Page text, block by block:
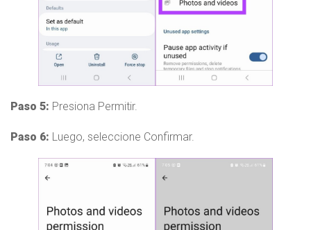
Paso 5: Presiona Permitir.
Paso 6: Luego, seleccione Confirmar.